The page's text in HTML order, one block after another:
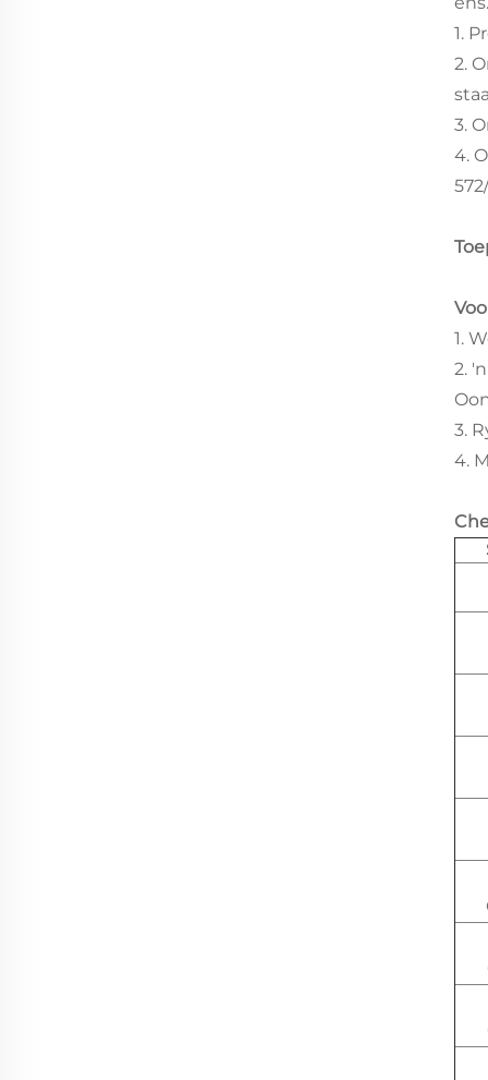
1.
2.
3.
4.
1.
2.
3.
4.